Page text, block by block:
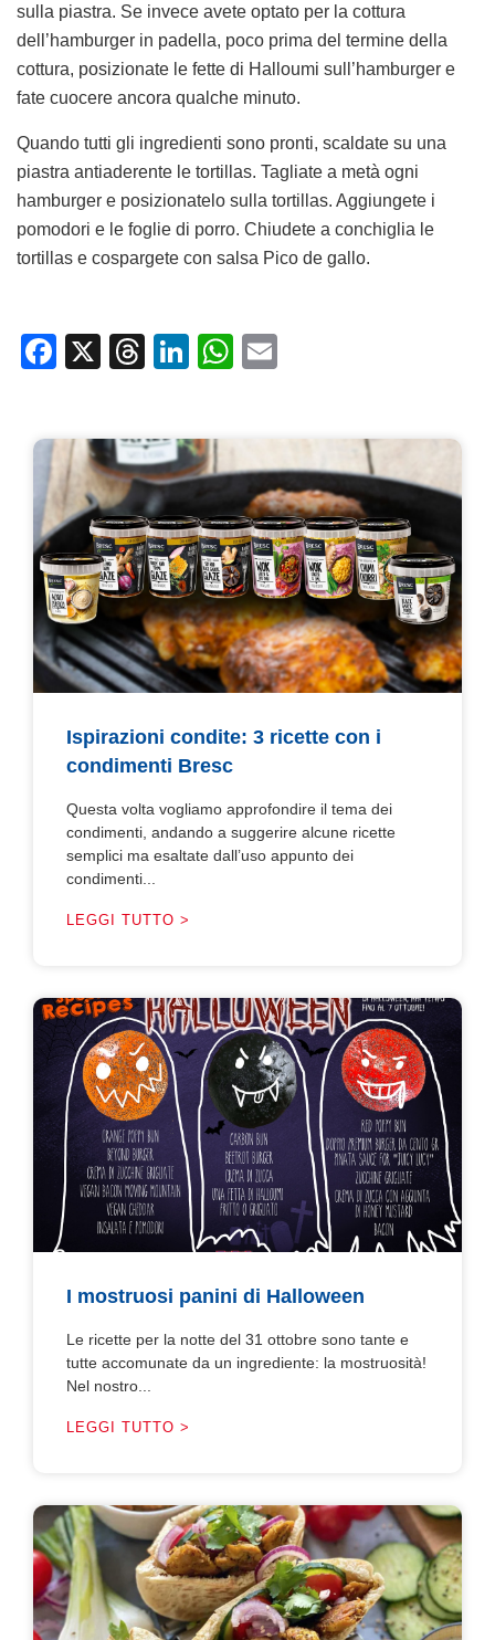
sulla piastra. Se invece avete optato per la cottura
dell’hamburger in padella, poco prima del termine della
cottura, posizionate le fette di Halloumi sull’hamburger e
fate cuocere ancora qualche minuto.
Quando tutti gli ingredienti sono pronti, scaldate su una
piastra antiaderente le tortillas. Tagliate a metà ogni
hamburger e posizionatelo sulla tortillas. Aggiungete i
pomodori e le foglie di porro. Chiudete a conchiglia le
tortillas e cospargete con salsa Pico de gallo.
Facebook
X Threads
LinkedIn
WhatsApp
Ispirazioni condite: 3 ricette con i
condimenti Bresc
Questa volta vogliamo approfondire il tema dei
condimenti, andando a suggerire alcune ricette
semplici ma esaltate dall’uso appunto dei
condimenti...
LEGGI TUTTO >
I mostruosi panini di Halloween
Le ricette per la notte del 31 ottobre sono tante e
tutte accomunate da un ingrediente: la mostruosità!
Nel nostro...
LEGGI TUTTO >